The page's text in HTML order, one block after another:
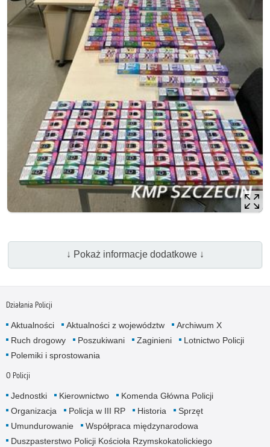
↓ Pokaż informacje dodatkowe ↓
Działania Policji
Aktualności Aktualności z województw
Archiwum X
Ruch drogowy
Poszukiwani Zaginieni
Lotnictwo Policji
Polemiki i sprostowania
O Policji
Jednostki Kierownictwo
Komenda Główna Policji
Organizacja
Policja w III RP Historia
Sprzęt
Umundurowanie
Współpraca międzynarodowa
Duszpasterstwo Policji Kościoła Rzymskokatolickiego